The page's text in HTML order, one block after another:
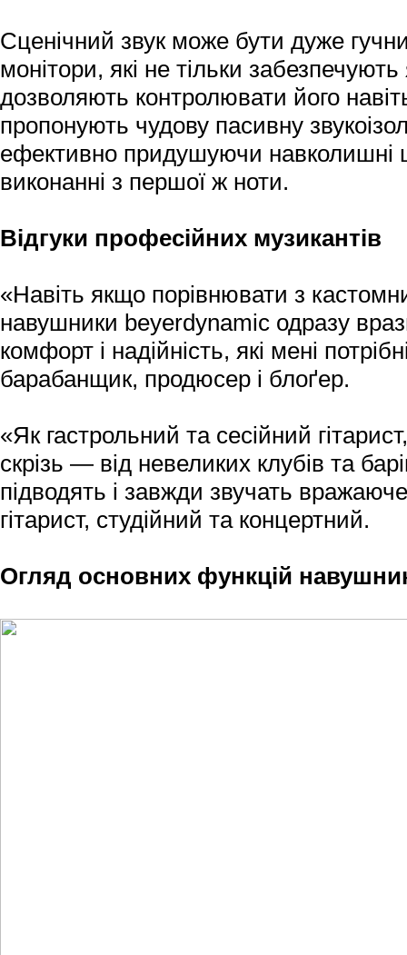
Сценічний звук може бути дуже
монітори, які не тільки
дозволяють контролювати його
пропонують чудову пасивну
ефективно придушуючи
виконанні з першої ж ноти.
Відгуки професійних музикантів
«Навіть якщо порівнювати з
навушники beyerdynamic одразу
комфорт і надійність, які мені
барабанщик, продюсер і блоґер.
«Як гастрольний та сесійний
скрізь — від невеликих клубів та
підводять і завжди звучать
гітарист, студійний та концертний.
Огляд основних функцій